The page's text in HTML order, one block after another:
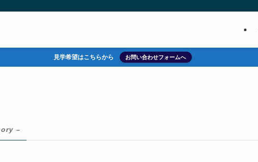
見学希望はこちらから お問い合わせフォームへ
–